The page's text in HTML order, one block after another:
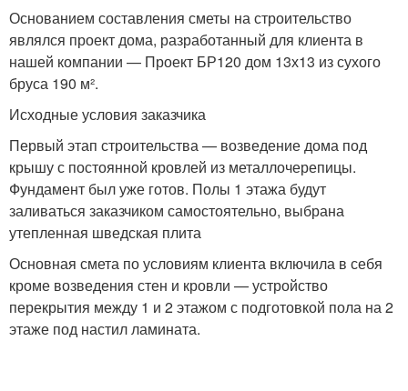
Основанием составления сметы на строительство
являлся проект дома, разработанный для клиента в
нашей компании — Проект БР120 дом 13х13 из сухого
бруса 190 м².
Исходные условия заказчика
Первый этап строительства — возведение дома под
крышу с постоянной кровлей из металлочерепицы.
Фундамент был уже готов. Полы 1 этажа будут
заливаться заказчиком самостоятельно, выбрана
утепленная шведская плита
Основная смета по условиям клиента включила в себя
кроме возведения стен и кровли — устройство
перекрытия между 1 и 2 этажом с подготовкой пола на 2
этаже под настил ламината.